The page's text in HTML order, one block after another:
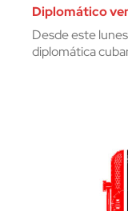
Diplomático
Desde este
diplomática